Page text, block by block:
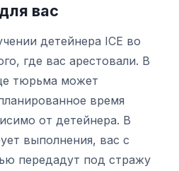
вас
детейнера ICE во
где вас арестовали. В
тюрьма может
время
от детейнера. В
выполнения, вас с
передадут под стражу